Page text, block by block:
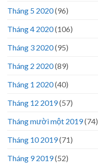
Tháng 5 2020(96)
Tháng 4 2020(106)
Tháng 3 2020(95)
Tháng 2 2020(89)
Tháng 1 2020(40)
Tháng 12 2019(57)
Tháng mười một 2019(74)
Tháng 10 2019(71)
Tháng 9 2019(52)